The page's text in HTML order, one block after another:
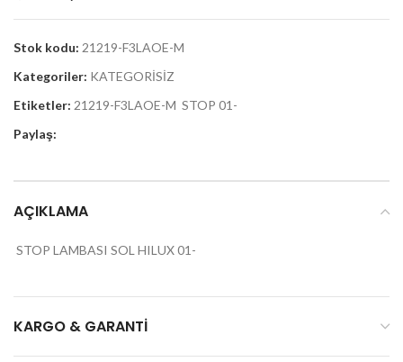
Stok kodu: 21219-F3LAOE-M
Kategoriler: KATEGORİSİZ
Etiketler: 21219-F3LAOE-M STOP 01-
Paylaş:
AÇIKLAMA
STOP LAMBASI SOL HILUX 01-
KARGO & GARANTI